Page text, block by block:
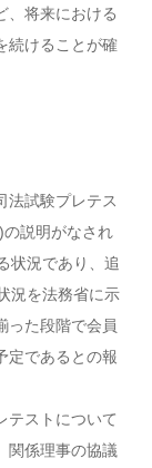
、将来における
続けることが確
法試験プレテス
の説明がなされ
状況であり、追
況を法務省に示
った段階で会員
定であるとの報
テストについて
関係理事の協議